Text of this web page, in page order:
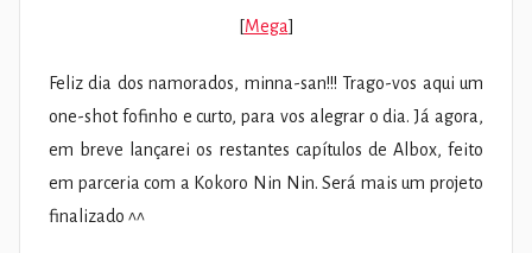
[Mega]
Feliz dia dos namorados, minna-san!!! Trago-vos aqui um
one-shot fofinho e curto, para vos alegrar o dia. Já agora,
em breve lançarei os restantes capítulos de Albox, feito
em parceria com a Kokoro Nin Nin. Será mais um projeto
finalizado ^^